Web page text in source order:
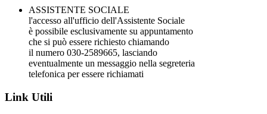
ASSISTENTE SOCIALE
l'accesso all'ufficio dell'Assistente Sociale
è possibile esclusivamente su appuntamento
che si può essere richiesto chiamando
il numero 030-2589665, lasciando
eventualmente un messaggio nella segreteria
telefonica per essere richiamati
Link Utili